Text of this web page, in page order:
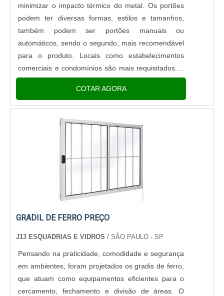
minimizar o impacto térmico do metal. Os portões
podem ter diversas formas, estilos e tamanhos,
também podem ser portões manuais ou
automáticos, sendo o segundo, mais recomendável
para o produto. Locais como estabelecimentos
comerciais e condomínios são mais requisitados. É
um dos produtos mais requisitados no mercado nos
últimos anos.Conheça os be....
COTAR AGORA
GRADIL DE FERRO PREÇO
J13 ESQUADRIAS E VIDROS / SÃO PAULO - SP
Pensando na praticidade, comodidade e segurança
em ambientes, foram projetados os gradis de ferro,
que atuam como equipamentos eficientes para o
cercamento, fechamento e divisão de áreas. O